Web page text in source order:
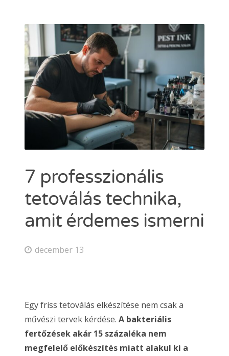
Dermacain 50g
Kosár
ÜZLETI
Search
7 professzionális
tetoválás technika,
amit érdemes ismerni
december 13
Egy friss tetoválás elkészítése nem csak a
művészi tervek kérdése. A bakteriális
fertőzések akár 15 százaléka nem
megfelelő előkészítés miatt alakul ki a
VÁLASSZON A TKTX KENŐCSÖK KÖZÜL